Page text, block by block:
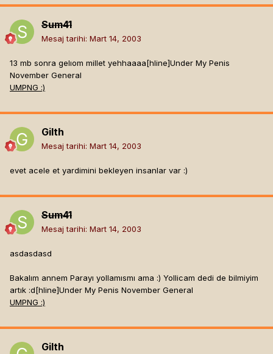
Sum41
Mesaj tarihi: Mart 14, 2003
13 mb sonra gelıom millet yehhaaaa[hline]Under My Penis
November General
UMPNG :)
Gilth
Mesaj tarihi: Mart 14, 2003
evet acele et yardimini bekleyen insanlar var :)
Sum41
Mesaj tarihi: Mart 14, 2003
asdasdasd
Bakalım annem Parayı yollamısmı ama :) Yollicam dedi de bilmiyim
artık :d[hline]Under My Penis November General
UMPNG :)
Gilth